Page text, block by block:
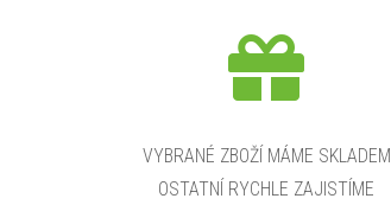
VYBRANÉ ZBOŽÍ MÁME SKLADEM
OSTATNÍ RYCHLE ZAJISTÍME